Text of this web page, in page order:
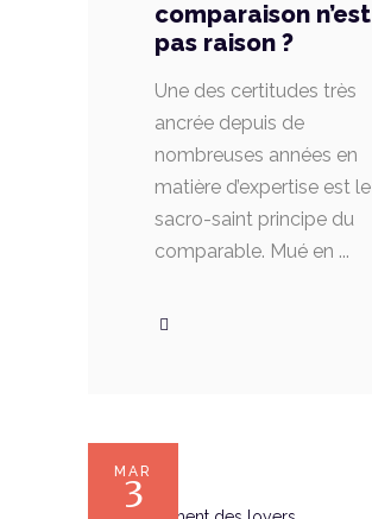
comparaison n’est
pas raison ?
Une des certitudes très
ancrée depuis de
nombreuses années en
matière d’expertise est le
sacro-saint principe du
comparable. Mué en
MAR
3